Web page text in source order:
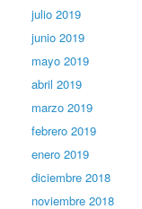
julio 2019
junio 2019
mayo 2019
abril 2019
marzo 2019
febrero 2019
enero 2019
diciembre 2018
noviembre 2018